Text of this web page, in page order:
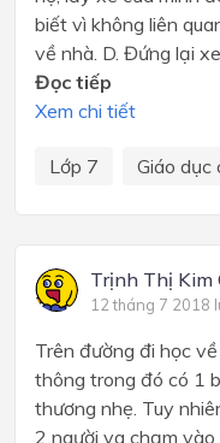
biết vì không liên
về nhà. D. Đứng lại
Đọc tiếp
Xem chi tiết
Lớp 7 Giáo dục
Trịnh Thị Kim
12 tháng 7 2018
Trên đường đi học
thông trong đó có 1
thương nhẹ. Tuy
2 người va chạm